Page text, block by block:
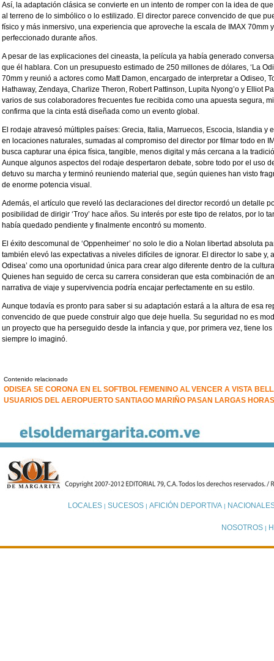
Así, la adaptación clásica se convierte en un intento de romper con la idea de
al terreno de lo simbólico o lo estilizado. El director parece convencido de que
físico y más inmersivo, una experiencia que aproveche la escala de IMAX 70mm
perfeccionado durante años.
A pesar de las explicaciones del cineasta, la película ya había generado
que él hablara. Con un presupuesto estimado de 250 millones de dólares, ‘La
70mm y reunió a actores como Matt Damon, encargado de interpretar a Odiseo,
Hathaway, Zendaya, Charlize Theron, Robert Pattinson, Lupita Nyong’o y Elliot
varios de sus colaboradores frecuentes fue recibida como una apuesta segura,
confirma que la cinta está diseñada como un evento global.
El rodaje atravesó múltiples países: Grecia, Italia, Marruecos, Escocia, Islandia y
en locaciones naturales, sumadas al compromiso del director por filmar todo en
busca capturar una épica física, tangible, menos digital y más cercana a la
Aunque algunos aspectos del rodaje despertaron debate, sobre todo por el uso
detuvo su marcha y terminó reuniendo material que, según quienes han visto
de enorme potencia visual.
Además, el artículo que reveló las declaraciones del director recordó un detalle
posibilidad de dirigir ‘Troy’ hace años. Su interés por este tipo de relatos, por lo
había quedado pendiente y finalmente encontró su momento.
El éxito descomunal de ‘Oppenheimer’ no solo le dio a Nolan libertad absoluta
también elevó las expectativas a niveles difíciles de ignorar. El director lo sabe y,
Odisea’ como una oportunidad única para crear algo diferente dentro de la
Quienes han seguido de cerca su carrera consideran que esta combinación de
narrativa de viaje y supervivencia podría encajar perfectamente en su estilo.
Aunque todavía es pronto para saber si su adaptación estará a la altura de esa
convencido de que puede construir algo que deje huella. Su seguridad no es
un proyecto que ha perseguido desde la infancia y que, por primera vez, tiene
siempre lo imaginó.
Contenido relacionado
ODISEA SE CORONA EN EL SOFTBOL FEMENINO AL VENCER A VISTA
USUARIOS DEL AEROPUERTO SANTIAGO MARIÑO PASAN LARGAS
LOCALES| SUCESOS| AFICIÓN DEPORTIVA|
NOSOTROS |